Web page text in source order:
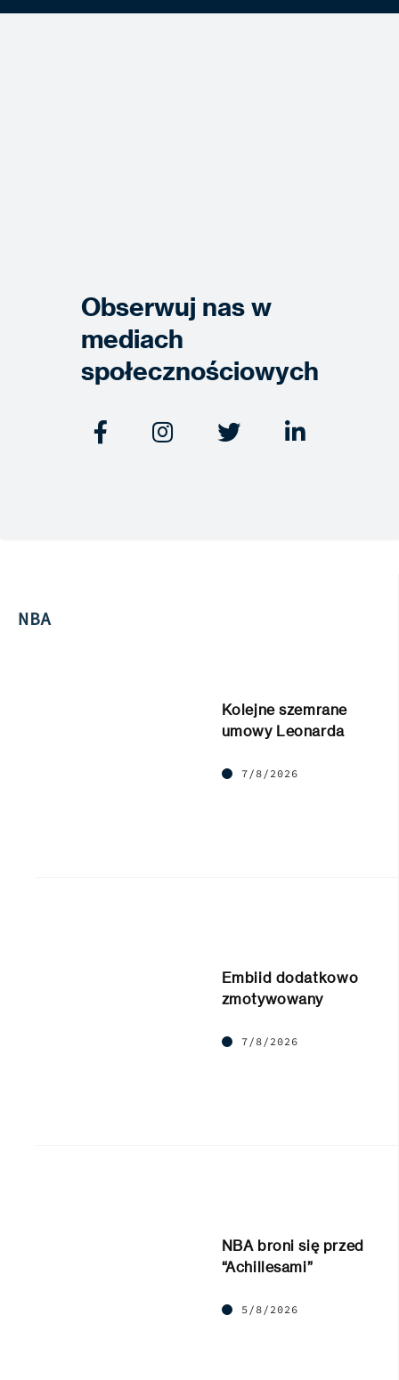
Obserwuj nas w
mediach
społecznościowych
   
NBA
Kolejne szemrane
umowy Leonarda
7/8/2026
Embiid dodatkowo
zmotywowany
7/8/2026
NBA broni się przed
“Achillesami”
5/8/2026